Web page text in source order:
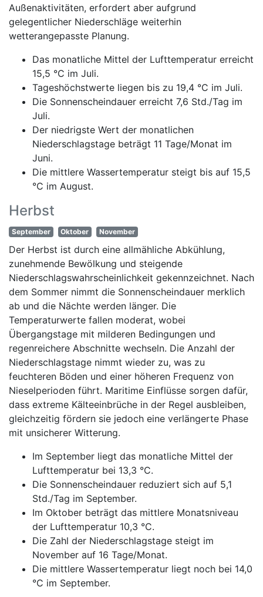
Außenaktivitäten, erfordert aber aufgrund
gelegentlicher Niederschläge weiterhin
wetterangepasste Planung.
Das monatliche Mittel der Lufttemperatur erreicht
15,5 °C im Juli.
Tageshöchstwerte liegen bis zu 19,4 °C im Juli.
Die Sonnenscheindauer erreicht 7,6 Std./Tag im
Juli.
Der niedrigste Wert der monatlichen
Niederschlagstage beträgt 11 Tage/Monat im
Juni.
Die mittlere Wassertemperatur steigt bis auf 15,5
°C im August.
Herbst
September Oktober November
Der Herbst ist durch eine allmähliche Abkühlung,
zunehmende Bewölkung und steigende
Niederschlagswahrscheinlichkeit gekennzeichnet. Nach
dem Sommer nimmt die Sonnenscheindauer merklich
ab und die Nächte werden länger. Die
Temperaturwerte fallen moderat, wobei
Übergangstage mit milderen Bedingungen und
regenreichere Abschnitte wechseln. Die Anzahl der
Niederschlagstage nimmt wieder zu, was zu
feuchteren Böden und einer höheren Frequenz von
Nieselperioden führt. Maritime Einflüsse sorgen dafür,
dass extreme Kälteeinbrüche in der Regel ausbleiben,
gleichzeitig fördern sie jedoch eine verlängerte Phase
mit unsicherer Witterung.
Im September liegt das monatliche Mittel der
Lufttemperatur bei 13,3 °C.
Die Sonnenscheindauer reduziert sich auf 5,1
Std./Tag im September.
Im Oktober beträgt das mittlere Monatsniveau
der Lufttemperatur 10,3 °C.
Die Zahl der Niederschlagstage steigt im
November auf 16 Tage/Monat.
Die mittlere Wassertemperatur liegt noch bei 14,0
°C im September.